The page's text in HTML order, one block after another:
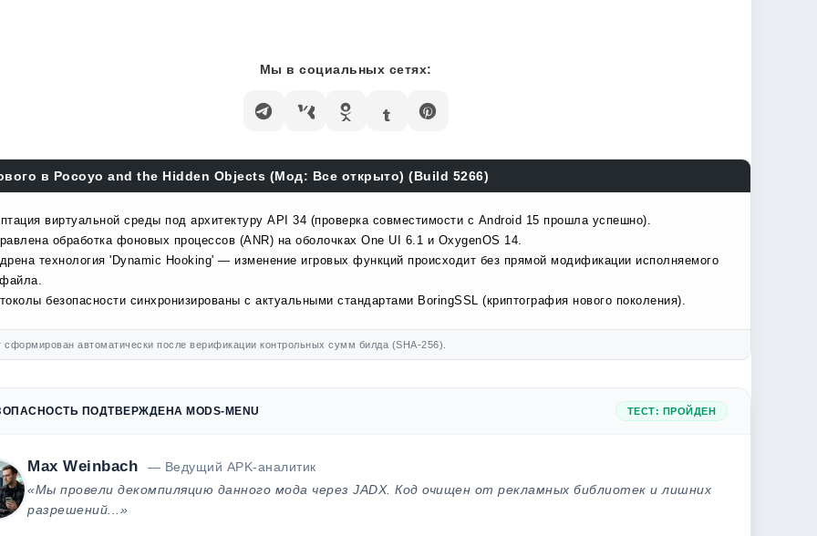
Мы в социальных сетях:
в Pocoyo and the Hidden Objects (Мод: Все открыто) (Build 5266)
виртуальной среды под архитектуру API 34 (проверка совместимости с Android 15 прошла успешно).
обработка фоновых процессов (ANR) на оболочках One UI 6.1 и OxygenOS 14.
технология 'Dynamic Hooking' — изменение игровых функций происходит без прямой модификации исполняемого
безопасности синхронизированы с актуальными стандартами BoringSSL (криптография нового поколения).
автоматически после верификации контрольных сумм билда (SHA-256).
ПОДТВЕРЖДЕНА MODS-MENU ТЕСТ: ПРОЙДЕН
Max Weinbach
— Ведущий APK-аналитик
«Мы провели декомпиляцию данного мода через JADX. Код очищен от рекламных библиотек и лишних
разрешений...»